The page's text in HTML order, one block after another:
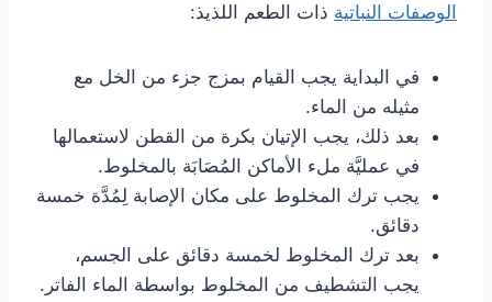
الوصفات النباتية ذات الطعم اللذيذ:
في البداية يجب القيام بمزج جزء من الخل مع
مثيله من الماء.
بعد ذلك، يجب الإتيان بكرة من القطن لاستعمالها
في عمليَّة ملء الأماكن المُصَابَة بالمخلوط.
يجب ترك المخلوط على مكان الإصابة لِمُدَّة خمسة
دقائق.
بعد ترك المخلوط لخمسة دقائق على الجسم،
يجب التشطيف من المخلوط بواسطة الماء الفاتر.